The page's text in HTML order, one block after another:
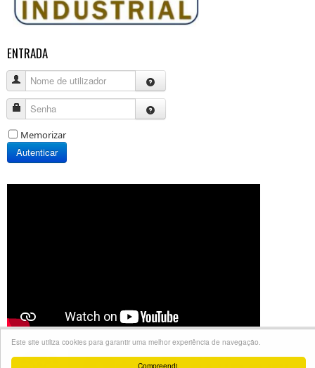
Compreendi.
Este site utiliza cookies para garantir uma melhor experiência de navegação.
ENTRADA
Nome de utilizador
Senha
Memorizar
Autenticar
JSN Boot template designed byJoomlaShine.com